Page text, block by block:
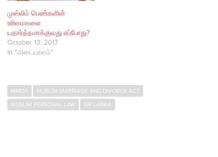
முஸ்லிம் பெண்களின்
உரிமைகளை
யதார்த்தமாக்குவது எப்போது?
October 13, 2017
In "அடையாளம்"
MMDA
MUSLIM MARRIAGE AND DIVORCE ACT
MUSLIM PERSONAL LAW
SRI LANKA